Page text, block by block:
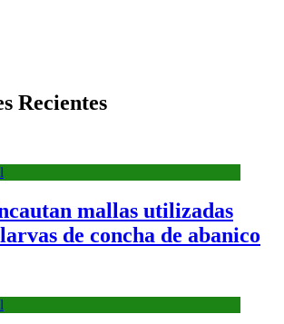
Recientes
mallas utilizadas
de concha de abanico